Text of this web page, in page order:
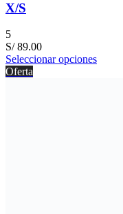
X/S
5
S/89.00
Seleccionar opciones
Oferta